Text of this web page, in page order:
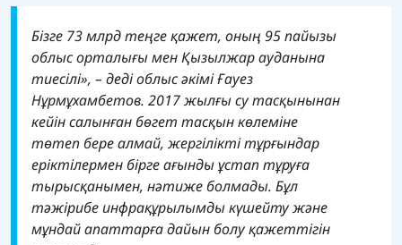
Бізге 73 млрд теңге қажет, оның 95 пайызы
облыс орталығы мен Қызылжар ауданына
тиесілі», – деді облыс әкімі Ғауез
Нұрмұхамбетов. 2017 жылғы су тасқынынан
кейін салынған бөгет тасқын көлеміне
төтеп бере алмай, жергілікті тұрғындар
еріктілермен бірге ағынды ұстап тұруға
тырысқанымен, нәтиже болмады. Бұл
тәжірибе инфрақұрылымды күшейту және
мұндай апаттарға дайын болу қажеттігін